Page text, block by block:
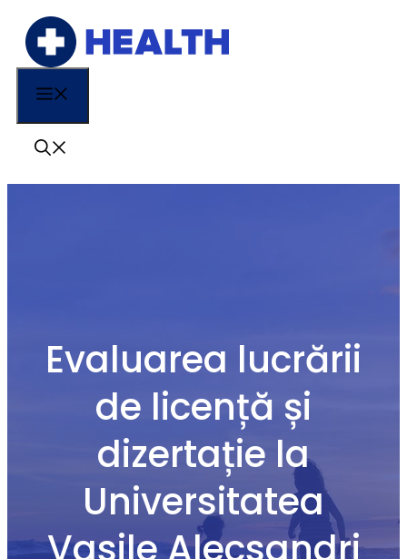
Sari
conținut
Evaluarea lucrării
de licență și
dizertație la
Universitatea
Vasile Alecsandri